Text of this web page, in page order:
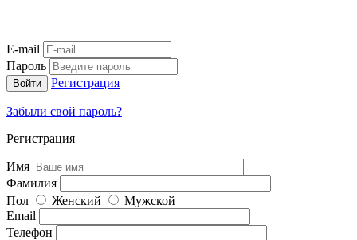
E-mail
Пароль
Регистрация
Забыли свой пароль?
Регистрация
Имя
Фамилия
Пол
Женский
Мужской
Email
Телефон